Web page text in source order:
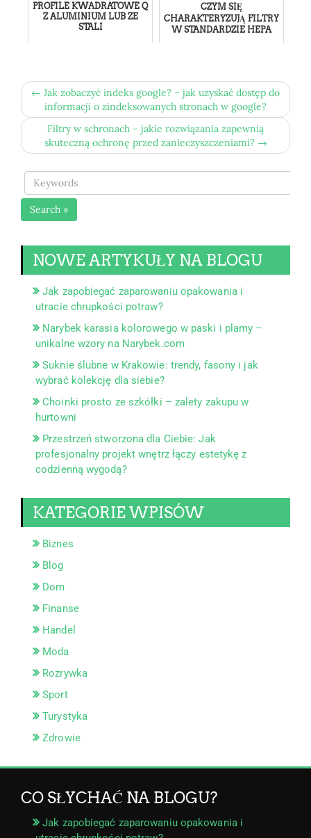
PROFILE KWADRATOWE Q
Z ALUMINIUM LUB ZE
STALI
CZYM SIĘ
CHARAKTERYZUJĄ FILTRY
W STANDARDZIE HEPA
← Jak zobaczyć indeks google? – jak uzyskać dostęp do
informacji o zindeksowanych stronach w google?
Filtry w schronach – jakie rozwiązania zapewnią
skuteczną ochronę przed zanieczyszczeniami? →
Search »
NOWE ARTYKUŁY NA BLOGU
Jak zapobiegać zaparowaniu opakowania i
utracie chrupkości potraw?
Narybek karasia kolorowego w paski i plamy –
unikalne wzory na Narybek.com
Suknie ślubne w Krakowie: trendy, fasony i jak
wybrać kolekcję dla siebie?
Choinki prosto ze szkółki – zalety zakupu w
hurtowni
Przestrzeń stworzona dla Ciebie: Jak
profesjonalny projekt wnętrz łączy estetykę z
codzienną wygodą?
KATEGORIE WPISÓW
Biznes
Blog
Dom
Finanse
Handel
Moda
Rozrywka
Sport
Turystyka
Zdrowie
CO SŁYCHAĆ NA BLOGU?
Jak zapobiegać zaparowaniu opakowania i